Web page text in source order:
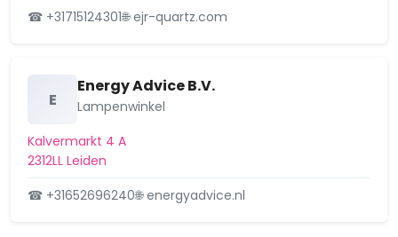
verleggen brandscheiding voor
☎ +31715124301🌐 ejr-quartz.com
E
Energy Advice B.V.
Lampenwinkel
Kalvermarkt 4 A
2312LL Leiden
☎ +31652696240🌐 energyadvice.nl